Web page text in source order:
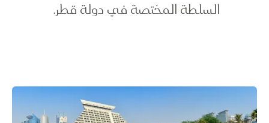
السلطة المختصة في دولة قطر.